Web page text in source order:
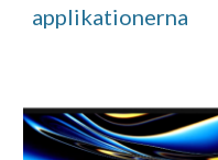
applikationerna